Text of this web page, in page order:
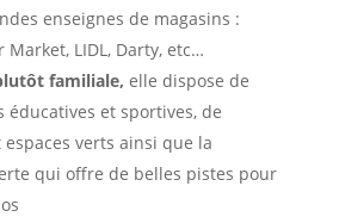
enseignes de magasins :
LIDL, Darty, etc…
familiale, elle dispose de
éducatives et sportives, de
verts ainsi que la
qui offre de belles pistes pour